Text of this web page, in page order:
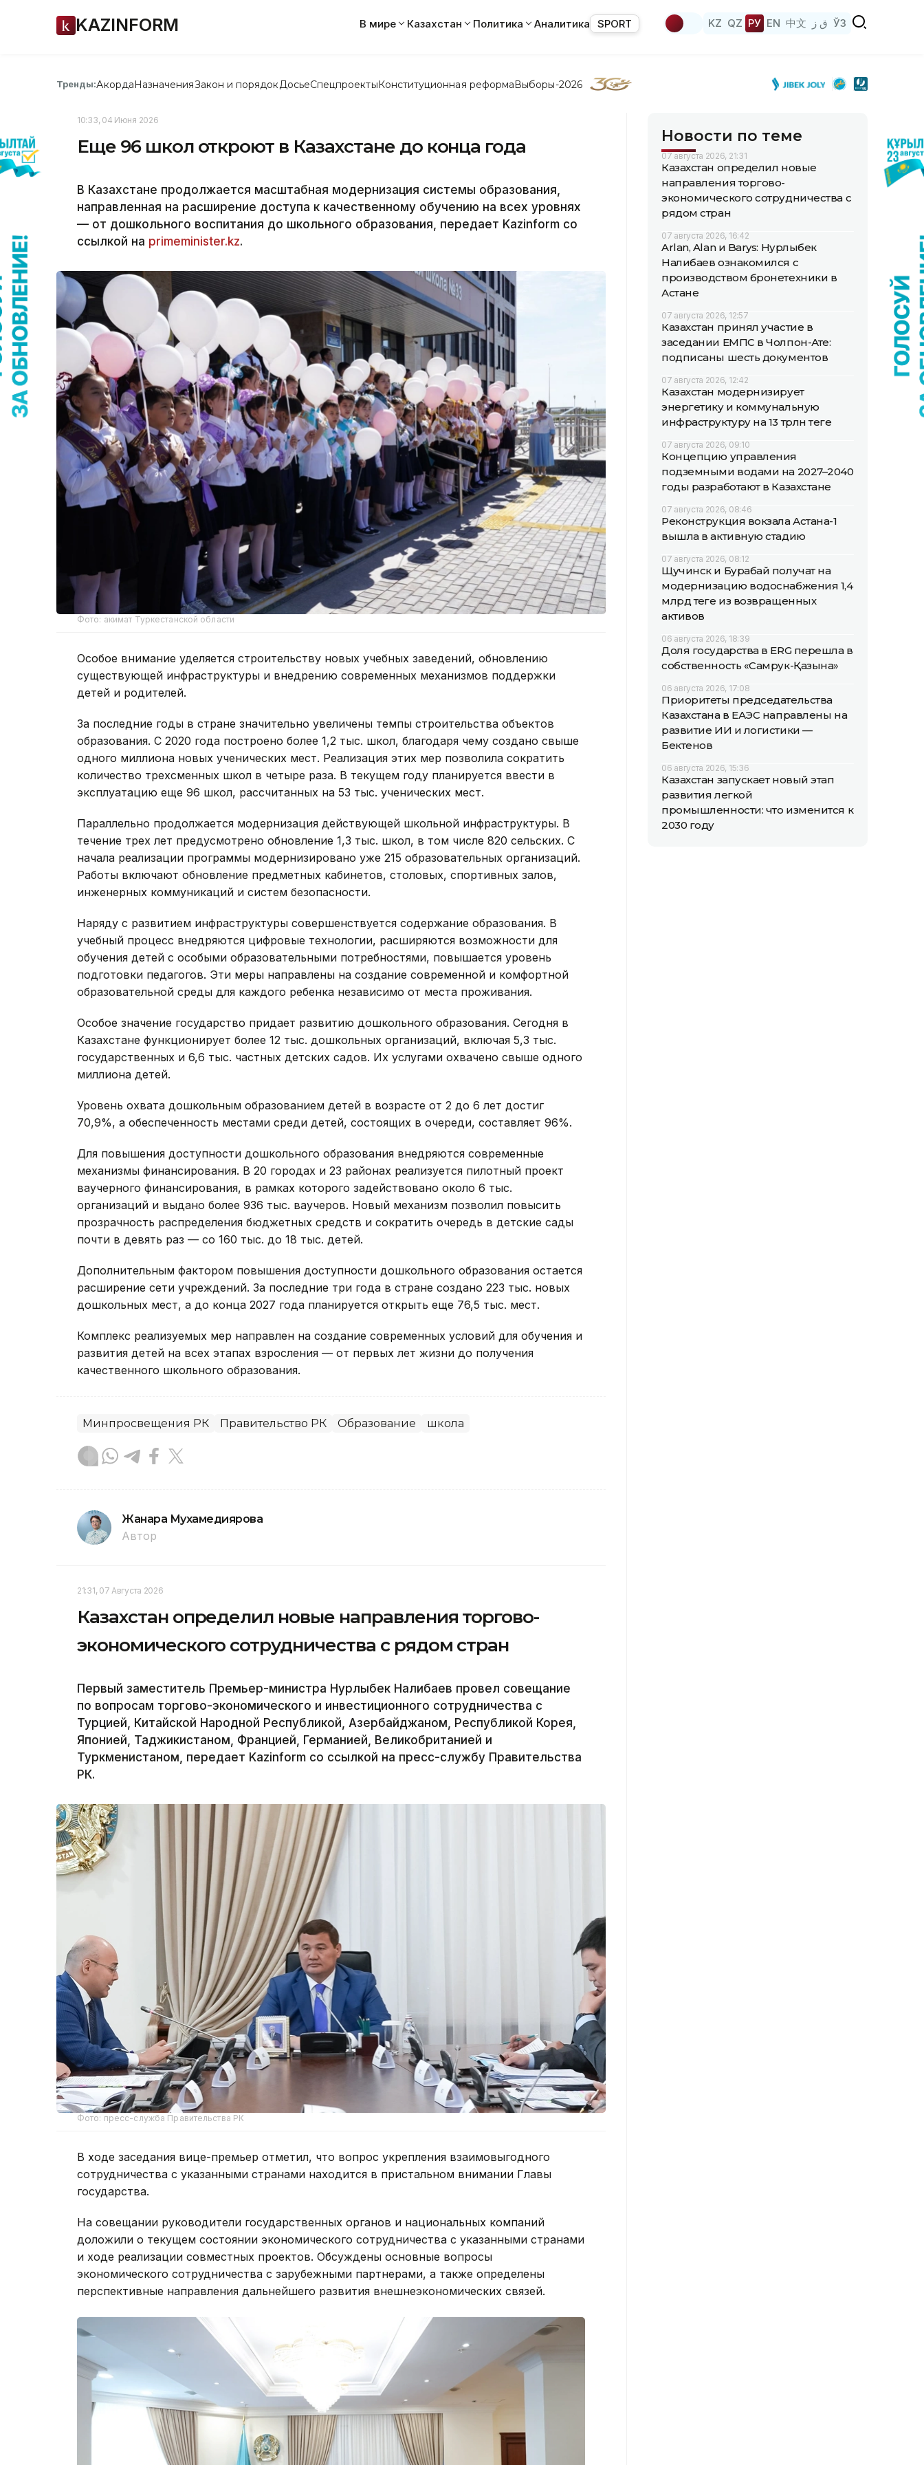
KAZINFORM В мире Казахстан Политика Аналитика SPORT KZ QZ РУ EN 中文 ق ز ЎЗ
Тренды:АкордаНазначенияЗакон и порядок ДосьеСпецпроектыКонституционная реформаВыборы-2026
10:33, 04 Июня 2026
Еще 96 школ откроют в Казахстане до конца года
В Казахстане продолжается масштабная модернизация системы образования,
направленная на расширение доступа к качественному обучению на всех уровнях
— от дошкольного воспитания до школьного образования, передает Kazinform со
ссылкой на primeminister.kz.
Фото: акимат Туркестанской области
Особое внимание уделяется строительству новых учебных заведений, обновлению
существующей инфраструктуры и внедрению современных механизмов поддержки
детей и родителей.
За последние годы в стране значительно увеличены темпы строительства объектов
образования. С 2020 года построено более 1,2 тыс. школ, благодаря чему создано свыше
одного миллиона новых ученических мест. Реализация этих мер позволила сократить
количество трехсменных школ в четыре раза. В текущем году планируется ввести в
эксплуатацию еще 96 школ, рассчитанных на 53 тыс. ученических мест.
Параллельно продолжается модернизация действующей школьной инфраструктуры. В
течение трех лет предусмотрено обновление 1,3 тыс. школ, в том числе 820 сельских. С
начала реализации программы модернизировано уже 215 образовательных организаций.
Работы включают обновление предметных кабинетов, столовых, спортивных залов,
инженерных коммуникаций и систем безопасности.
Наряду с развитием инфраструктуры совершенствуется содержание образования. В
учебный процесс внедряются цифровые технологии, расширяются возможности для
обучения детей с особыми образовательными потребностями, повышается уровень
подготовки педагогов. Эти меры направлены на создание современной и комфортной
образовательной среды для каждого ребенка независимо от места проживания.
Особое значение государство придает развитию дошкольного образования. Сегодня в
Казахстане функционирует более 12 тыс. дошкольных организаций, включая 5,3 тыс.
государственных и 6,6 тыс. частных детских садов. Их услугами охвачено свыше одного
миллиона детей.
Уровень охвата дошкольным образованием детей в возрасте от 2 до 6 лет достиг
70,9%, а обеспеченность местами среди детей, состоящих в очереди, составляет 96%.
Для повышения доступности дошкольного образования внедряются современные
механизмы финансирования. В 20 городах и 23 районах реализуется пилотный проект
ваучерного финансирования, в рамках которого задействовано около 6 тыс.
организаций и выдано более 936 тыс. ваучеров. Новый механизм позволил повысить
прозрачность распределения бюджетных средств и сократить очередь в детские сады
почти в девять раз — со 160 тыс. до 18 тыс. детей.
Дополнительным фактором повышения доступности дошкольного образования остается
расширение сети учреждений. За последние три года в стране создано 223 тыс. новых
дошкольных мест, а до конца 2027 года планируется открыть еще 76,5 тыс. мест.
Комплекс реализуемых мер направлен на создание современных условий для обучения и
развития детей на всех этапах взросления — от первых лет жизни до получения
качественного школьного образования.
Минпросвещения РК Правительство РК Образование школа
Жанара Мухамедиярова
Автор
21:31, 07 Августа 2026
Казахстан определил новые направления торгово-
экономического сотрудничества с рядом стран
Первый заместитель Премьер-министра Нурлыбек Налибаев провел совещание
по вопросам торгово-экономического и инвестиционного сотрудничества с
Турцией, Китайской Народной Республикой, Азербайджаном, Республикой Корея,
Японией, Таджикистаном, Францией, Германией, Великобританией и
Туркменистаном, передает Kazinform со ссылкой на пресс-службу Правительства
РК.
Фото: пресс-служба Правительства РК
В ходе заседания вице-премьер отметил, что вопрос укрепления взаимовыгодного
сотрудничества с указанными странами находится в пристальном внимании Главы
государства.
На совещании руководители государственных органов и национальных компаний
доложили о текущем состоянии экономического сотрудничества с указанными странами
и ходе реализации совместных проектов. Обсуждены основные вопросы
экономического сотрудничества с зарубежными партнерами, а также определены
перспективные направления дальнейшего развития внешнеэкономических связей.
Новости по теме
07 августа 2026, 21:31
Казахстан определил новые
направления торгово-
экономического сотрудничества с
рядом стран
07 августа 2026, 16:42
Arlan, Alan и Barys: Нурлыбек
Налибаев ознакомился с
производством бронетехники в
Астане
07 августа 2026, 12:57
Казахстан принял участие в
заседании ЕМПС в Чолпон-Ате:
подписаны шесть документов
07 августа 2026, 12:42
Казахстан модернизирует
энергетику и коммунальную
инфраструктуру на 13 трлн теңге
07 августа 2026, 09:10
Концепцию управления
подземными водами на 2027–2040
годы разработают в Казахстане
07 августа 2026, 08:46
Реконструкция вокзала Астана-1
вышла в активную стадию
07 августа 2026, 08:12
Щучинск и Бурабай получат на
модернизацию водоснабжения 1,4
млрд теңге из возвращенных
активов
06 августа 2026, 18:39
Доля государства в ERG перешла в
собственность «Самрук-Қазына»
06 августа 2026, 17:08
Приоритеты председательства
Казахстана в ЕАЭС направлены на
развитие ИИ и логистики —
Бектенов
06 августа 2026, 15:36
Казахстан запускает новый этап
развития легкой
промышленности: что изменится к
2030 году